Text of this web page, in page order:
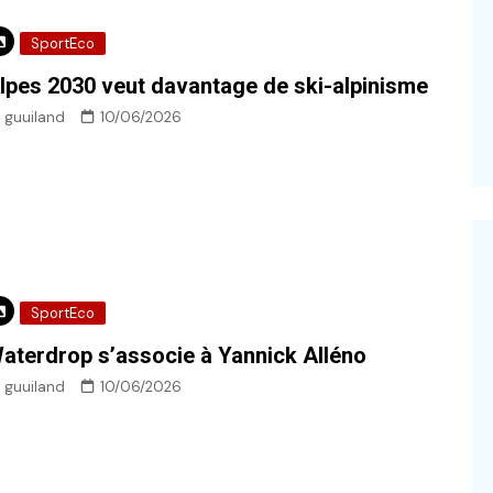
SportEco
2030 veut davantage de ski-alpinisme
guuiland 10/06/2026
SportEco
s’associe à Yannick Alléno
guuiland 10/06/2026